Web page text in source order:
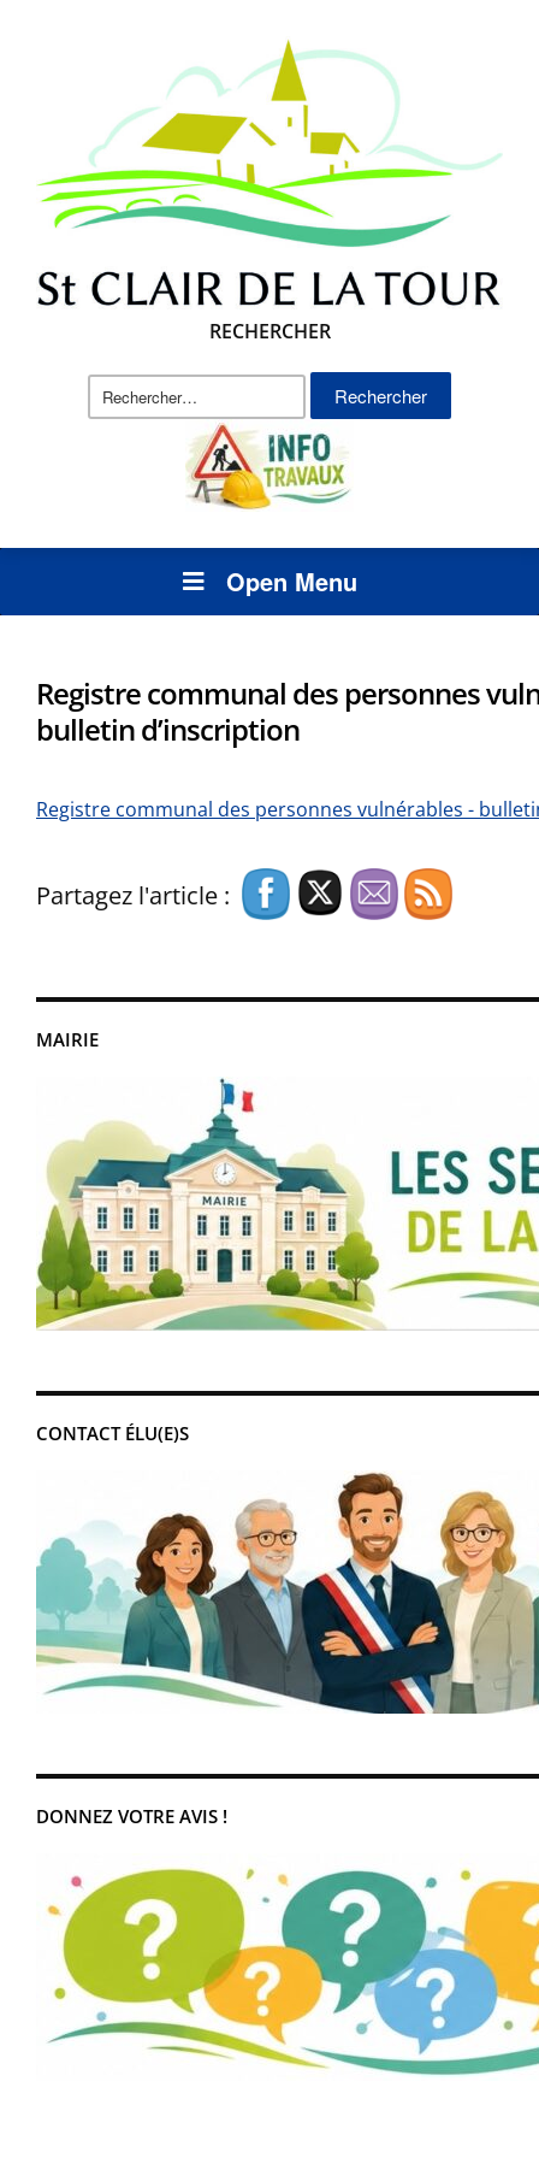
RECHERCHER
Rechercher :
Open Menu
MAIRIE
CONTACT ÉLU(E)S
DONNEZ VOTRE AVIS !
Registre communal des personnes
bulletin d’inscription
Registre communal des personnes vulnérables -
Partagez l'article :